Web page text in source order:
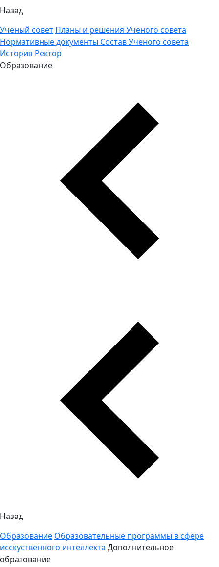
Назад
Ученый совет Планы и решения Ученого совета
Нормативные документы Состав Ученого совета
История Ректор
Образование
Назад
Образование Образовательные программы в сфере
исскуственного интеллекта Дополнительное
образование